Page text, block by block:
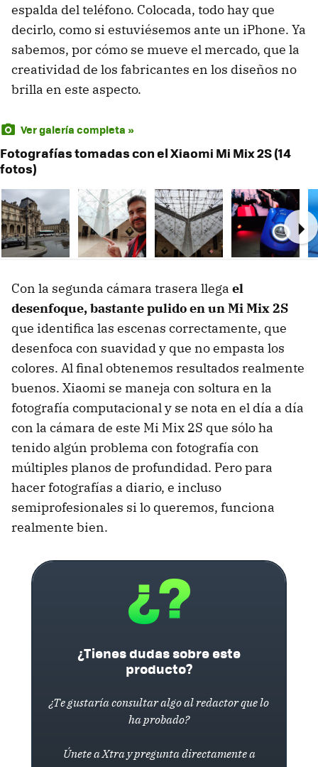
espalda del teléfono. Colocada, todo hay que
decirlo, como si estuviésemos ante un iPhone. Ya
sabemos, por cómo se mueve el mercado, que la
creatividad de los fabricantes en los diseños no
brilla en este aspecto.
Ver galería completa »
Fotografías tomadas con el Xiaomi Mi Mix 2S (14
fotos)
Con la segunda cámara trasera llega el
desenfoque, bastante pulido en un Mi Mix 2S
que identifica las escenas correctamente, que
desenfoca con suavidad y que no empasta los
colores. Al final obtenemos resultados realmente
buenos. Xiaomi se maneja con soltura en la
fotografía computacional y se nota en el día a día
con la cámara de este Mi Mix 2S que sólo ha
tenido algún problema con fotografía con
múltiples planos de profundidad. Pero para
hacer fotografías a diario, e incluso
semiprofesionales si lo queremos, funciona
realmente bien.
¿Tienes dudas sobre este
producto?
¿Te gustaría consultar algo al redactor que lo
ha probado?
Únete a Xtra y pregunta directamente a